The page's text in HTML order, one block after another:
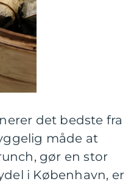
det bedste fra
måde at
gør en stor
i København, er